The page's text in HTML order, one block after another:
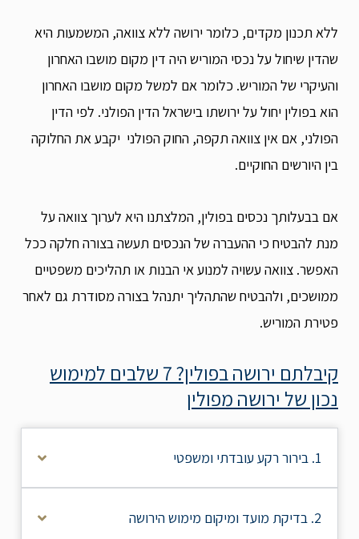
ללא תכנון מקדים, כלומר ירושה ללא צוואה, המשמעות היא
שהדין שיחול על נכסי המוריש היה דין מקום מושבו האחרון
והעיקרי של המוריש. כלומר אם למשל מקום מושבו האחרון
הוא בפולין יחול על ירושתו בישראל הדין הפולני. לפי הדין
הפולני, אם אין צוואה תקפה, החוק הפולני יקבע את החלוקה
בין היורשים החוקיים.
אם בבעלותך נכסים בפולין, המלצתנו היא לערוך צוואה על
מנת להבטיח כי ההעברה של הנכסים תעשה בצורה חלקה ככל
האפשר. צוואה עשויה למנוע אי הבנות או תהליכים משפטיים
ממושכים, ולהבטיח שהתהליך יתנהל בצורה מסודרת גם לאחר
פטירת המוריש.
קיבלתם ירושה בפולין? 7 שלבים למימוש
נכון של ירושה מפולין
1. בירור רקע עובדתי ומשפטי
2. בדיקת מועד ומיקום מימוש הירושה